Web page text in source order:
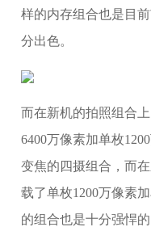
样的内存组合也是目
分出色。
而在新机的拍照组合
6400万像素加单枚
变焦的四摄组合，而
载了单枚1200万像素
的组合也是十分强悍